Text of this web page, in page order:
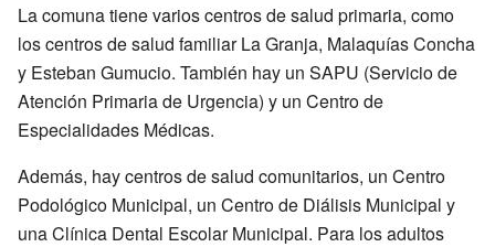
La comuna tiene varios centros de salud primaria, como
los centros de salud familiar La Granja, Malaquías Concha
y Esteban Gumucio. También hay un SAPU (Servicio de
Atención Primaria de Urgencia) y un Centro de
Especialidades Médicas.
Además, hay centros de salud comunitarios, un Centro
Podológico Municipal, un Centro de Diálisis Municipal y
una Clínica Dental Escolar Municipal. Para los adultos